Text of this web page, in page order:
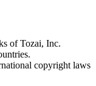
of Tozai, Inc.
copyright laws